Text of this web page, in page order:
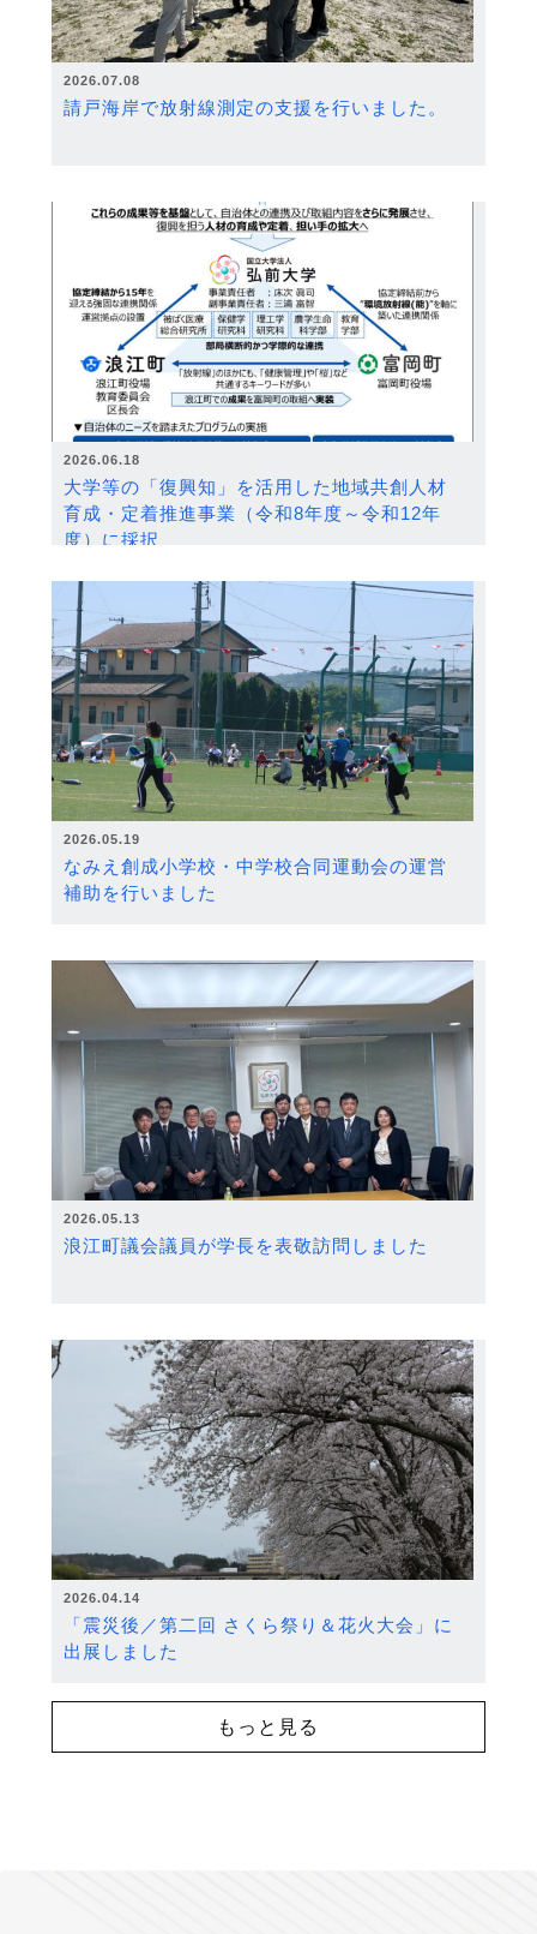
2026.07.08
請戸海岸で放射線測定の支援を行いました。
2026.06.18
大学等の「復興知」を活用した地域共創人材
育成・定着推進事業（令和8年度～令和12年
度）に採択
2026.05.19
なみえ創成小学校・中学校合同運動会の運営
補助を行いました
2026.05.13
浪江町議会議員が学長を表敬訪問しました
2026.04.14
「震災後／第二回 さくら祭り＆花火大会」に
出展しました
もっと見る